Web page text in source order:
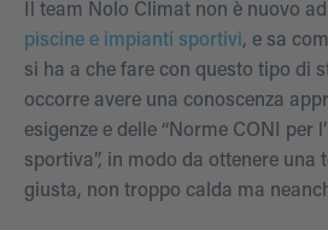
Il team Nolo Climat non è nuovo ad
piscine e impianti sportivi, e sa
si ha a che fare con questo tipo di
occorre avere una conoscenza
esigenze e delle “Norme CONI per
sportiva”, in modo da ottenere una
giusta, non troppo calda ma